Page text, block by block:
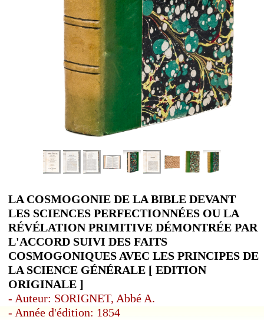
LA COSMOGONIE DE LA BIBLE DEVANT
LES SCIENCES PERFECTIONNÉES OU LA
RÉVÉLATION PRIMITIVE DÉMONTRÉE PAR
L'ACCORD SUIVI DES FAITS
COSMOGONIQUES AVEC LES PRINCIPES DE
LA SCIENCE GÉNÉRALE [ EDITION
ORIGINALE ]
- Auteur: SORIGNET, Abbé A.
- Année d'édition: 1854